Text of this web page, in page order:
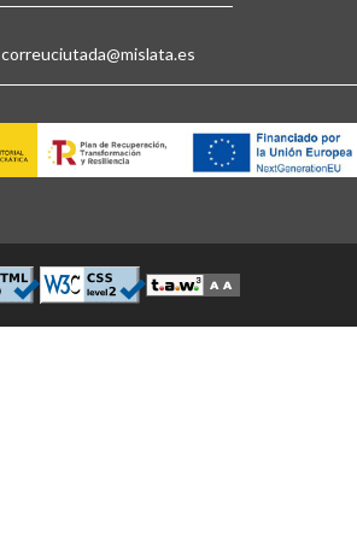
correuciutada@mislata.es